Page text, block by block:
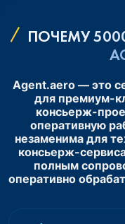
ПОЧЕМУ
Agent.aero — это
для премиум-
консьерж-
оперативную
незаменима для
консьерж-
полным
оперативно